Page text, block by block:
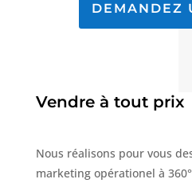
DEMANDEZ
Vendre à tout prix
Nous réalisons pour vous
marketing opérationel à